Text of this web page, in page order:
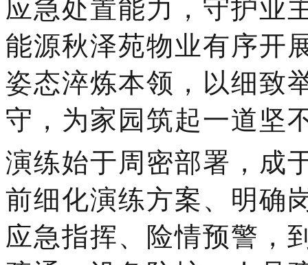
应急处置能力，守护业
能源秋泽苑物业有序开
姿态淬炼本领，以细致
守，为家园筑起一道坚
演练始于周密部署，成
前细化演练方案、明确
应急指挥、险情预警，